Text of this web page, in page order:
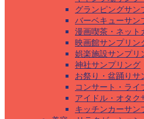
グランピングサン
バーベキューサン
漫画喫茶・ネット
映画館サンプリン
娯楽施設サンプリ
神社サンプリング
お祭り・盆踊りサ
コンサート・ライ
アイドル・オタク
キッチンカーサン